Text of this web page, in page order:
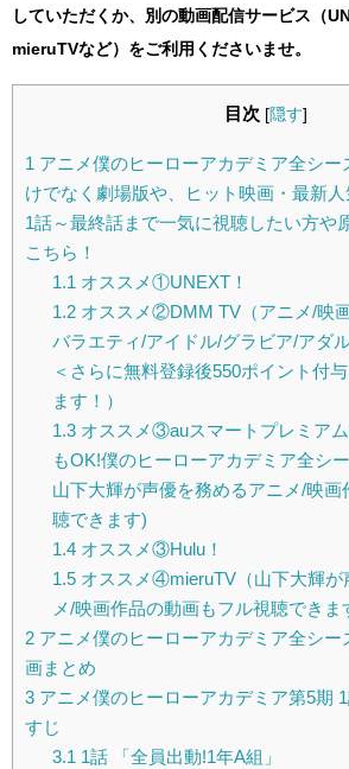
していただくか、別の動画配信サービス（
mieruTVなど）をご利用くださいませ。
目次 [隠す]
1 アニメ僕のヒーローアカデミア全シー
けでなく劇場版や、ヒット映画・最新
1話～最終話まで一気に視聴したい方や
こちら！
1.1 オススメ①UNEXT！
1.2オススメ②DMM TV（アニメ/映
バラエティ/アイドル/グラビア/アダ
＜さらに無料登録後550ポイント付
ます！）
1.3オススメ③auスマートプレミア
もOK!僕のヒーローアカデミア全シ
山下大輝が声優を務めるアニメ/映画
聴できます)
1.4オススメ③Hulu！
1.5オススメ④mieruTV（山下大輝が
メ/映画作品の動画もフル視聴できま
2 アニメ僕のヒーローアカデミア全シー
画まとめ
3 アニメ僕のヒーローアカデミア第5期
すじ
3.1 1話 「全員出動!1年A組」